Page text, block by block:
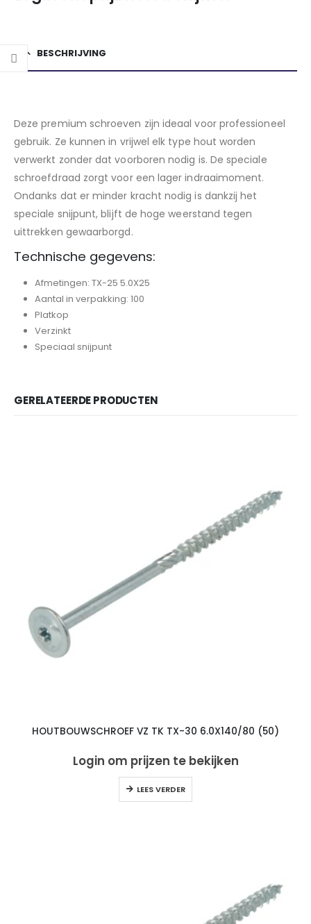
BESCHRIJVING
Deze premium schroeven zijn ideaal voor professioneel
gebruik. Ze kunnen in vrijwel elk type hout worden
verwerkt zonder dat voorboren nodig is. De speciale
schroefdraad zorgt voor een lager indraaimoment.
Ondanks dat er minder kracht nodig is dankzij het
speciale snijpunt, blijft de hoge weerstand tegen
uittrekken gewaarborgd.
Technische gegevens:
Afmetingen: TX-25 5.0X25
Aantal in verpakking: 100
Platkop
Verzinkt
Speciaal snijpunt
GERELATEERDE PRODUCTEN
HOUTBOUWSCHROEF VZ TK TX-30 6.0X140/80 (50)
Login om prijzen te bekijken
LEES VERDER